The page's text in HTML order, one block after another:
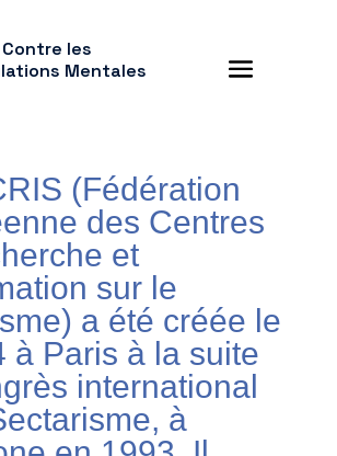
les
Mentales
(Fédération
des Centres
et
sur le
a été créée le
à Paris à la suite
international
à